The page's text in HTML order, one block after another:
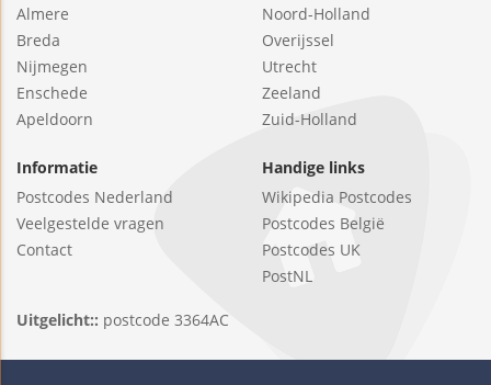
Almere
Breda
Nijmegen
Enschede
Apeldoorn
Noord-Holland
Overijssel
Utrecht
Zeeland
Zuid-Holland
Informatie
Postcodes Nederland
Veelgestelde vragen
Contact
Handige links
Wikipedia Postcodes
Postcodes België
Postcodes UK
PostNL
Uitgelicht:: postcode 3364AC